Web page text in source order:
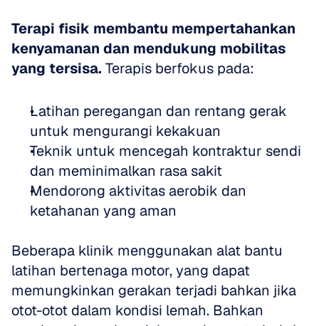
Terapi fisik membantu mempertahankan
kenyamanan dan mendukung mobilitas
yang tersisa. Terapis berfokus pada:
Latihan peregangan dan rentang gerak
untuk mengurangi kekakuan
Teknik untuk mencegah kontraktur sendi
dan meminimalkan rasa sakit
Mendorong aktivitas aerobik dan
ketahanan yang aman
Beberapa klinik menggunakan alat bantu
latihan bertenaga motor, yang dapat
memungkinkan gerakan terjadi bahkan jika
otot-otot dalam kondisi lemah. Bahkan